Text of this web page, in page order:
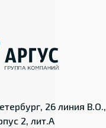
26 линия В.О.,
2, лит.А